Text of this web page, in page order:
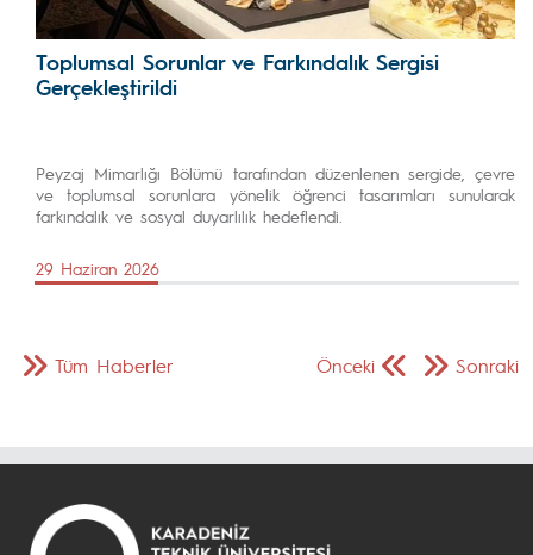
Toplumsal Sorunlar ve Farkındalık Sergisi
Gerçekleştirildi
Peyzaj Mimarlığı Bölümü tarafından düzenlenen sergide, çevre
ve toplumsal sorunlara yönelik öğrenci tasarımları sunularak
farkındalık ve sosyal duyarlılık hedeflendi.
29 Haziran 2026
Önceki Sonraki
Tüm Haberler